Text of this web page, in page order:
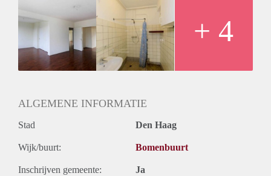
+ 4
ALGEMENE INFORMATIE
Stad Den Haag
Wijk/buurt: Bomenbuurt
Inschrijven gemeente: Ja